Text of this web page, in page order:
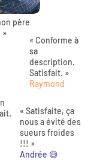
père
»
« Conforme à
sa
description.
Satisfait. »
Raymond
« Satisfaite, ça
nous a évité des
sueurs froides
!!! »
Andrée 😅